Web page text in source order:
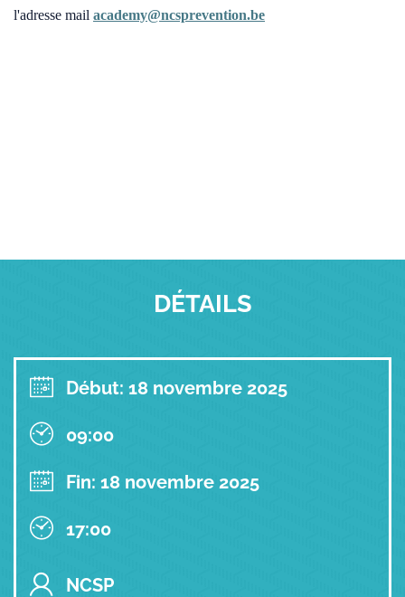
l'adresse mail academy@ncsprevention.be
DÉTAILS
Début: 18 novembre 2025
09:00
Fin: 18 novembre 2025
17:00
NCSP